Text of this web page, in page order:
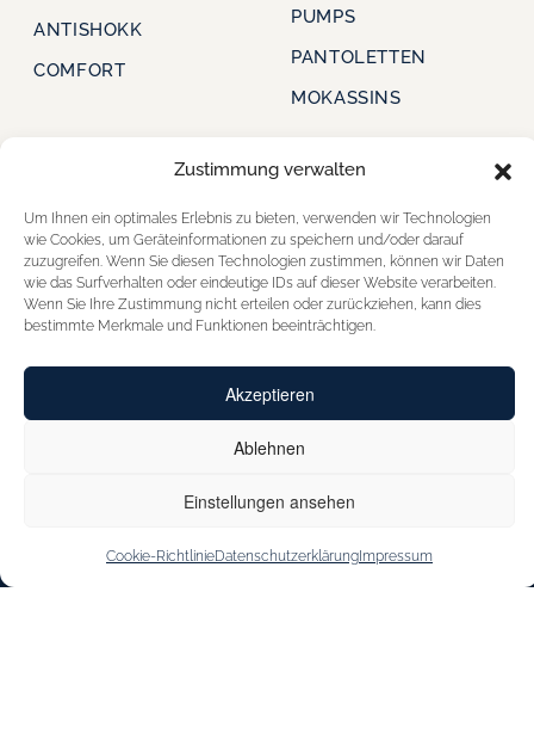
Zustimmung verwalten
Um Ihnen ein optimales Erlebnis zu bieten, verwenden wir Technologien
wie Cookies, um Geräteinformationen zu speichern und/oder darauf
zuzugreifen. Wenn Sie diesen Technologien zustimmen, können wir Daten
wie das Surfverhalten oder eindeutige IDs auf dieser Website verarbeiten.
Wenn Sie Ihre Zustimmung nicht erteilen oder zurückziehen, kann dies
bestimmte Merkmale und Funktionen beeinträchtigen.
Akzeptieren
Ablehnen
Einstellungen ansehen
Cookie-RichtlinieDatenschutzerklärung Impressum
ANTISHOKK
COMFORT
PUMPS
PANTOLETTEN
MOKASSINS
STARTSEITE
INSPIRATION
CAPRICE
FÜR HÄNDLER
MESSEN
VERTRETUNGEN
SHOE OUTLET